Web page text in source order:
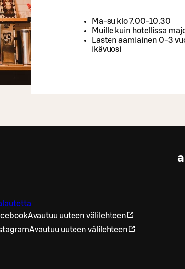
Ma-su klo 7.00-10.30
Muille kuin hotellissa
Lasten aamiainen 0-3
ikävuosi
Avautuu uuteen välilehteen
Avautuu uuteen välilehteen